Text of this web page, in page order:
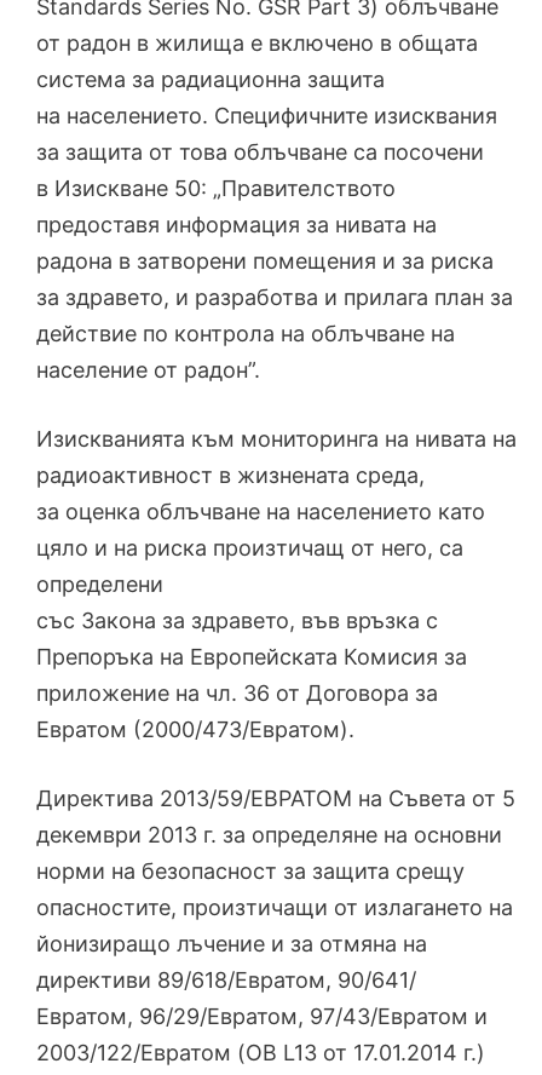
Standards Series No. GSR Part 3) облъчване
от радон в жилища е включено в общата
система за радиационна защита
на населението. Специфичните изисквания
за защита от това облъчване са посочени
в Изискване 50: „Правителството
предоставя информация за нивата на
радона в затворени помещения и за риска
за здравето, и разработва и прилага план за
действие по контрола на облъчване на
население от радон”.
Изискванията към мониторинга на нивата на
радиоактивност в жизнената среда,
за оценка облъчване на населението като
цяло и на риска произтичащ от него, са
определени
със Закона за здравето, във връзка с
Препоръка на Европейската Комисия за
приложение на чл. 36 от Договора за
Евратом (2000/473/Евратом).
Директива 2013/59/ЕВРАТОМ на Съвета от 5
декември 2013 г. за определяне на основни
норми на безопасност за защита срещу
опасностите, произтичащи от излагането на
йонизиращо лъчение и за отмяна на
директиви 89/618/Евратом, 90/641/
Евратом, 96/29/Евратом, 97/43/Евратом и
2003/122/Евратом (OB L13 от 17.01.2014 г.)